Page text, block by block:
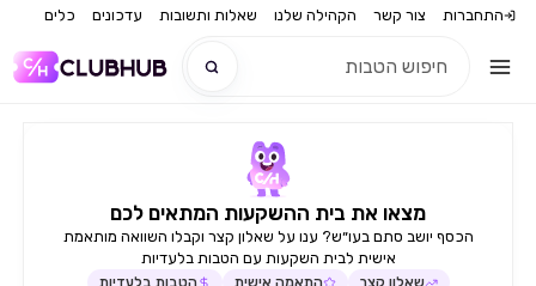
התחברות צור קשר הקהילה שלנו שאלות ותשובות עדכונים כלים
חדש
מצאו את בית ההשקעות המתאים לכם
הכסף יושב סתם בעו״ש? ענו על שאלון קצר וקבלו השוואה מותאמת
אישית לבית השקעות עם הטבות בלעדיות
שאלון קצר התאמה אישית הטבות בלעדיות